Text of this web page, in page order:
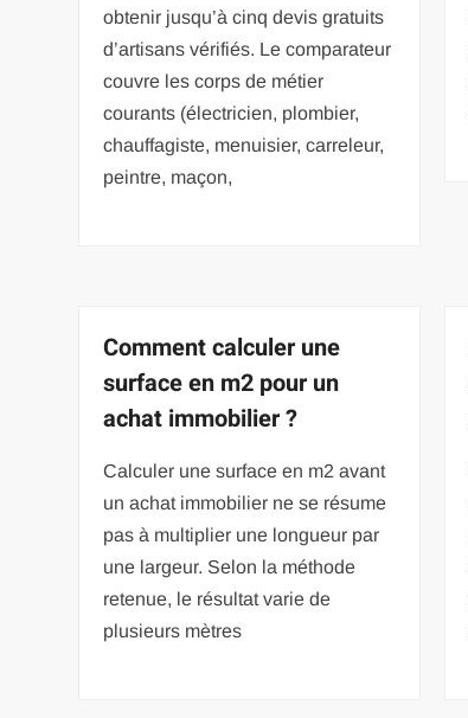
obtenir jusqu’à cinq devis gratuits
d’artisans vérifiés. Le comparateur
couvre les corps de métier
courants (électricien, plombier,
chauffagiste, menuisier, carreleur,
peintre, maçon,
Comment calculer une
surface en m2 pour un
achat immobilier ?
Calculer une surface en m2 avant
un achat immobilier ne se résume
pas à multiplier une longueur par
une largeur. Selon la méthode
retenue, le résultat varie de
plusieurs mètres